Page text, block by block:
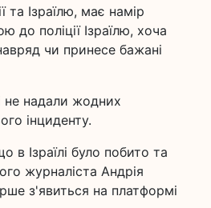
та Ізраїлю, має намір
до поліції Ізраїлю, хоча
чи принесе бажані
не надали жодних
інциденту.
в Ізраїлі було побито та
журналіста Андрія
з'явиться на платформі